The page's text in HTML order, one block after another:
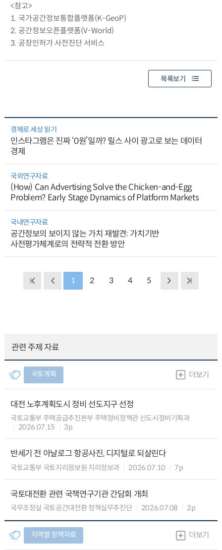
<참고>
1. 국가공간정보통합플랫폼(K-GeoP)
2. 공간정보오픈플랫폼(V-World)
3. 공장인허가 사전진단 서비스
목록보기
경제로 세상 읽기
인스타그램은 진짜 ‘0원’일까? 릴스 사이 광고로 보는 데이터
경제
국외연구자료
(How) Can Advertising Solve the Chicken-and-Egg
Problem? Early Stage Dynamics of Platform Markets
국내연구자료
공간정보의 보이지 않는 가치 재발견: 가치기반
사전평가체계로의 전략적 전환 방안
1 2 3 4 5
관련 주제 자료
국토계획 더보기
대전 노후계획도시 정비 선도지구 선정
국토교통부 주택공급추진본부 주택정비정책관 신도시정비기획과
2026.07.15
3p
반세기 전 아날로그 항공사진, 디지털로 되살린다
국토교통부 국토지리정보원 지리정보과 2026.07.10 7p
국토대전환 관련 국책연구기관 간담회 개최
국무조정실 국토공간대전환 정책실무추진단 2026.07.08 2p
지역별 정책자료 더보기